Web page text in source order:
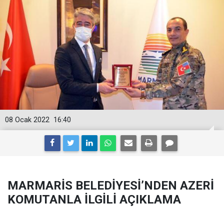
16:40
08 Ocak 2022
MARMARİS BELEDİYESİ’NDEN AZERİ
KOMUTANLA İLGİLİ AÇIKLAMA